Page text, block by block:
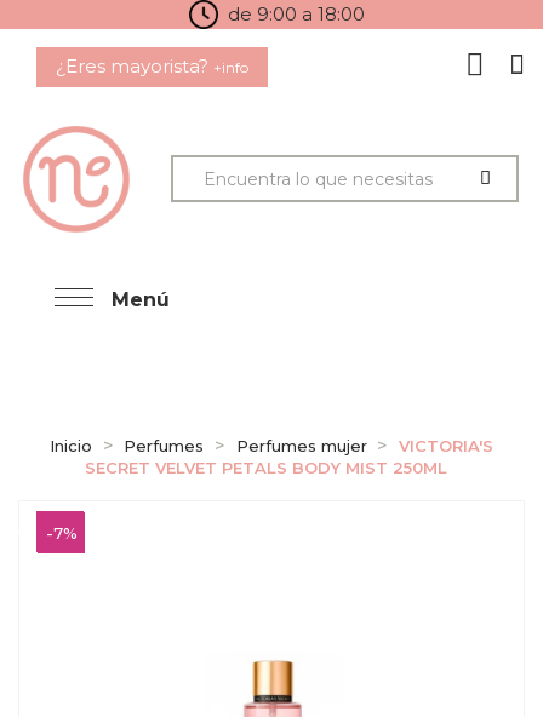
de 9:00 a 18:00
¿Eres mayorista? +info
Menú
Inicio Perfumes Perfumes mujer
VICTORIA'S
SECRET VELVET PETALS BODY MIST 250ML
-7%
-7%